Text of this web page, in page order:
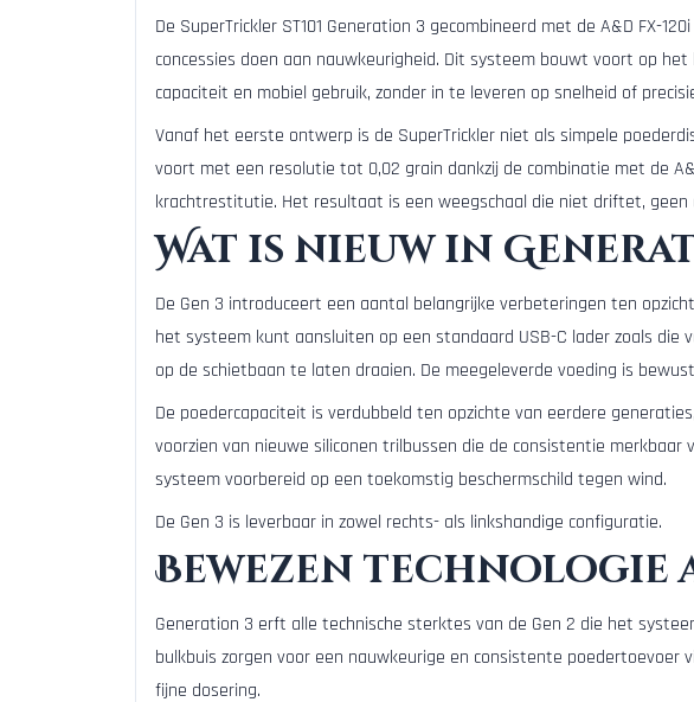
De SuperTrickler ST101 Generation 3 gecombineerd met de A&D FX-
concessies doen aan nauwkeurigheid. Dit systeem bouwt voort op
capaciteit en mobiel gebruik, zonder in te leveren op snelheid of
Vanaf het eerste ontwerp is de SuperTrickler niet als simpele
voort met een resolutie tot 0,02 grain dankzij de combinatie met de
krachtrestitutie. Het resultaat is een weegschaal die niet driftet,
Wat is nieuw in
De Gen 3 introduceert een aantal belangrijke verbeteringen ten
het systeem kunt aansluiten op een standaard USB-C lader zoals die
op de schietbaan te laten draaien. De meegeleverde voeding is
De poedercapaciteit is verdubbeld ten opzichte van eerdere
voorzien van nieuwe siliconen trilbussen die de consistentie
systeem voorbereid op een toekomstig beschermschild tegen wind.
De Gen 3 is leverbaar in zowel rechts- als linkshandige configuratie.
Bewezen technologie
Generation 3 erft alle technische sterktes van de Gen 2 die het
bulkbuis zorgen voor een nauwkeurige en consistente
fijne dosering.